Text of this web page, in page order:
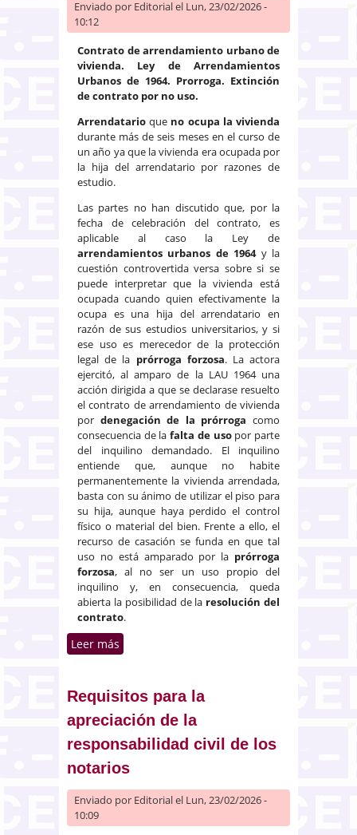
Enviado por Editorialel Lun, 23/02/2026 -
10:12
Contrato de arrendamiento urbano de
vivienda. Ley de Arrendamientos
Urbanos de 1964. Prorroga. Extinción
de contrato por no uso.
Arrendatario que no ocupa la vivienda
durante más de seis meses en el curso de
un año ya que la vivienda era ocupada por
la hija del arrendatario por razones de
estudio.
Las partes no han discutido que, por la
fecha de celebración del contrato, es
aplicable al caso la Ley de
arrendamientos urbanos de 1964y la
cuestión controvertida versa sobre si se
puede interpretar que la vivienda está
ocupada cuando quien efectivamente la
ocupa es una hija del arrendatario en
razón de sus estudios universitarios, y si
ese uso es merecedor de la protección
legal de la prórroga forzosa. La actora
ejercitó, al amparo de la LAU 1964 una
acción dirigida a que se declarase resuelto
el contrato de arrendamiento de vivienda
por denegación de la prórroga como
consecuencia de lafalta de usopor parte
del inquilino demandado. El inquilino
entiende que, aunque no habite
permanentemente la vivienda arrendada,
basta con su ánimo de utilizar el piso para
su hija, aunque haya perdido el control
físico o material del bien. Frente a ello, el
recurso de casación se funda en que tal
uso no está amparado por la prórroga
forzosa, al no ser un uso propio del
inquilino y, en consecuencia, queda
abierta la posibilidad de la resolución del
contrato.
Leer más
Requisitos para la
apreciación de la
responsabilidad civil de los
notarios
Enviado por Editorialel Lun, 23/02/2026 -
10:09